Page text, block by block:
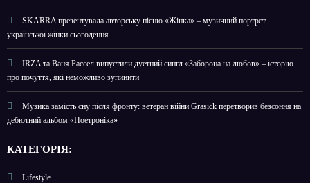
SKARRA презентувала авторську пісню «Жінка» – музичний портрет
української жінки сьогодення
IRZA та Ваня Рассел випустили дуетний сингл «Заборона на любов» – історію
про почуття, які неможливо зупинити
Музика замість сну після фронту: ветеран війни Grasick перетворив безсоння на
дебютний альбом «Поетроніка»
КАТЕГОРІЯ:
Lifestyle